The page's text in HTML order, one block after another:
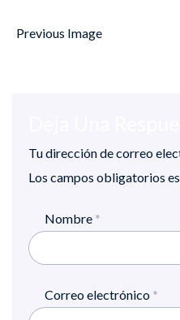
Previous Image
Tu dirección de correo
Los campos obligatorios
Nombre *
Correo electrónico *